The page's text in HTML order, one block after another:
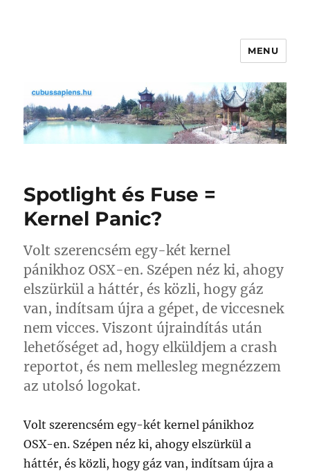
MENU
Spotlight és Fuse =
Kernel Panic?
Volt szerencsém egy-két kernel
pánikhoz OSX-en. Szépen néz ki, ahogy
elszürkül a háttér, és közli, hogy gáz
van, indítsam újra a gépet, de viccesnek
nem vicces. Viszont újraindítás után
lehetőséget ad, hogy elküldjem a crash
reportot, és nem mellesleg megnézzem
az utolsó logokat.
Volt szerencsém egy-két kernel pánikhoz
OSX-en. Szépen néz ki, ahogy elszürkül a
háttér, és közli, hogy gáz van, indítsam újra a